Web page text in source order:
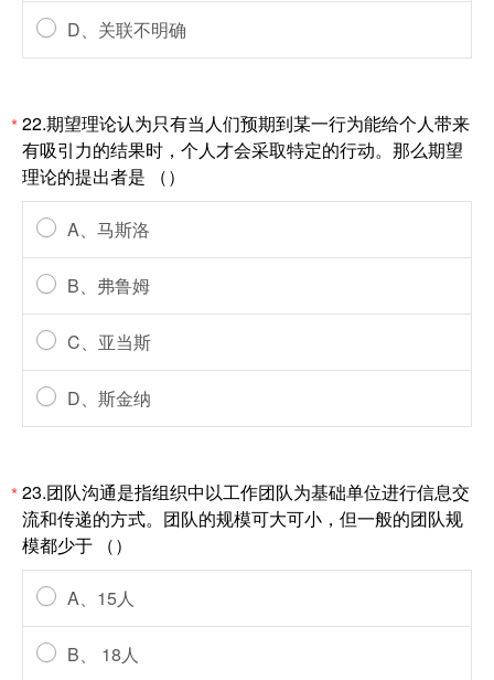
D、关联不明确
*22.期望理论认为只有当人们预期到某一行为能给个人带来
有吸引力的结果时，个人才会采取特定的行动。那么期望
理论的提出者是 （）
A、马斯洛
B、弗鲁姆
C、亚当斯
D、斯金纳
*23.团队沟通是指组织中以工作团队为基础单位进行信息交
流和传递的方式。团队的规模可大可小，但一般的团队规
模都少于 （）
A、15人
B、 18人